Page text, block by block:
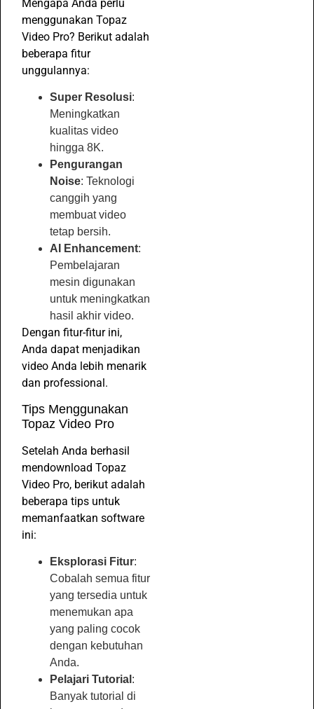
Mengapa Anda perlu
menggunakan Topaz
Video Pro? Berikut adalah
beberapa fitur
unggulannya:
Super Resolusi:
Meningkatkan
kualitas video
hingga 8K.
Pengurangan
Noise: Teknologi
canggih yang
membuat video
tetap bersih.
AI Enhancement:
Pembelajaran
mesin digunakan
untuk meningkatkan
hasil akhir video.
Dengan fitur-fitur ini,
Anda dapat menjadikan
video Anda lebih menarik
dan professional.
Tips Menggunakan
Topaz Video Pro
Setelah Anda berhasil
mendownload Topaz
Video Pro, berikut adalah
beberapa tips untuk
memanfaatkan software
ini:
Eksplorasi Fitur:
Cobalah semua fitur
yang tersedia untuk
menemukan apa
yang paling cocok
dengan kebutuhan
Anda.
Pelajari Tutorial :
Banyak tutorial di